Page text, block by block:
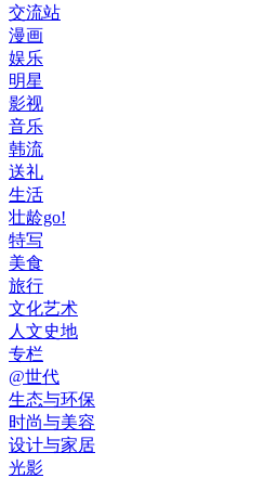
交流站
漫画
娱乐
明星
影视
音乐
韩流
送礼
生活
壮龄go!
特写
美食
旅行
文化艺术
人文史地
专栏
@世代
生态与环保
时尚与美容
设计与家居
光影